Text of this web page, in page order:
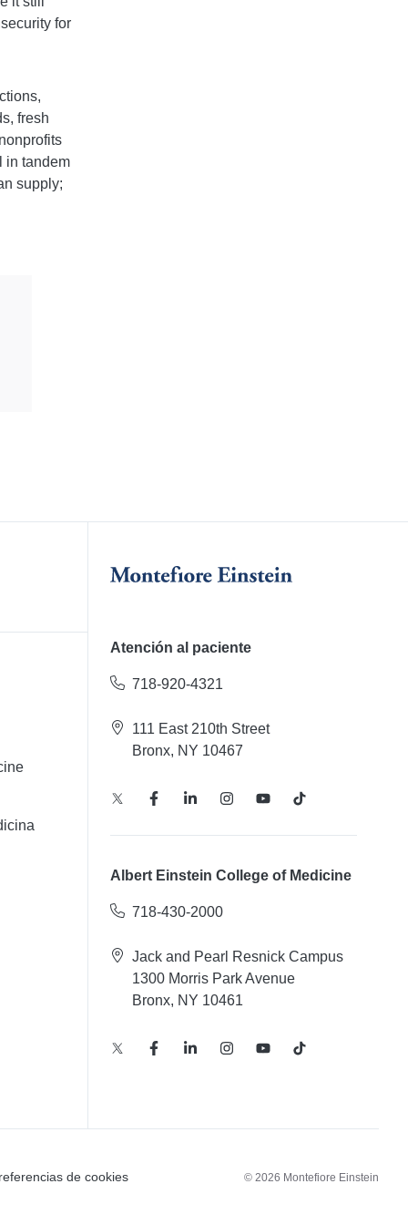
for
fresh
in tandem
supply;
Atención al paciente
718-920-4321
111 East 210th Street
Bronx, NY 10467
Albert Einstein College of Medicine
718-430-2000
Jack and Pearl Resnick Campus
1300 Morris Park Avenue
Bronx, NY 10461
de cookies © 2026 Montefiore Einstein